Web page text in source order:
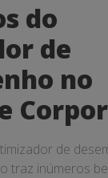
do
de
no
de
traz inúmeros